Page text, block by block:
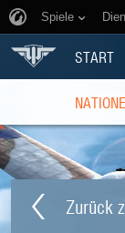
Spiele
START
Zurück